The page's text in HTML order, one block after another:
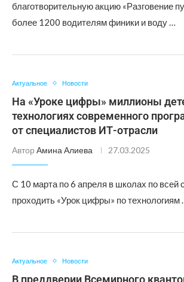
благотворительную акцию «Разговение
более 1200 водителям финики и воду …
Актуальное Новости
На «Уроке цифры» миллионы
технологиях современного
от специалистов ИТ-отрасли
Автор Амина Алиева 27.03.2025
С 10 марта по 6 апреля в школах по всей
проходить «Урок цифры» по технологиям
Актуальное Новости
В преддверии Всемирного